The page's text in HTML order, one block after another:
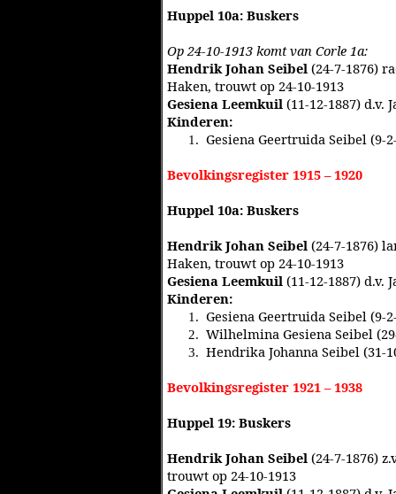
Huppel 10a: Buskers
Op 24-10-1913 komt van Corle 1a:
Hendrik Johan Seibel (24-7-1876)
Haken, trouwt op 24-10-1913
Gesiena Leemkuil (11-12-1887)
Kinderen:
1. Gesiena Geertruida Seibel (9-
Bevolkingsregister 1915 – 1920
Huppel 10a: Buskers
Hendrik Johan Seibel (24-7-1876)
Haken, trouwt op 24-10-1913
Gesiena Leemkuil (11-12-1887)
Kinderen:
1. Gesiena Geertruida Seibel (9-
2. Wilhelmina Gesiena Seibel
3. Hendrika Johanna Seibel (31-
Bevolkingsregister 1921 – 1938
Huppel 19: Buskers
Hendrik Johan Seibel (24-7-1876)
trouwt op 24-10-1913